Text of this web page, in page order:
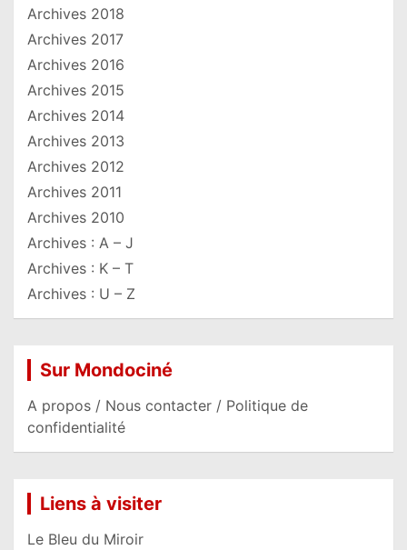
Archives 2018
Archives 2017
Archives 2016
Archives 2015
Archives 2014
Archives 2013
Archives 2012
Archives 2011
Archives 2010
Archives : A – J
Archives : K – T
Archives : U – Z
Sur Mondociné
A propos / Nous contacter / Politique de
confidentialité
Liens à visiter
Le Bleu du Miroir